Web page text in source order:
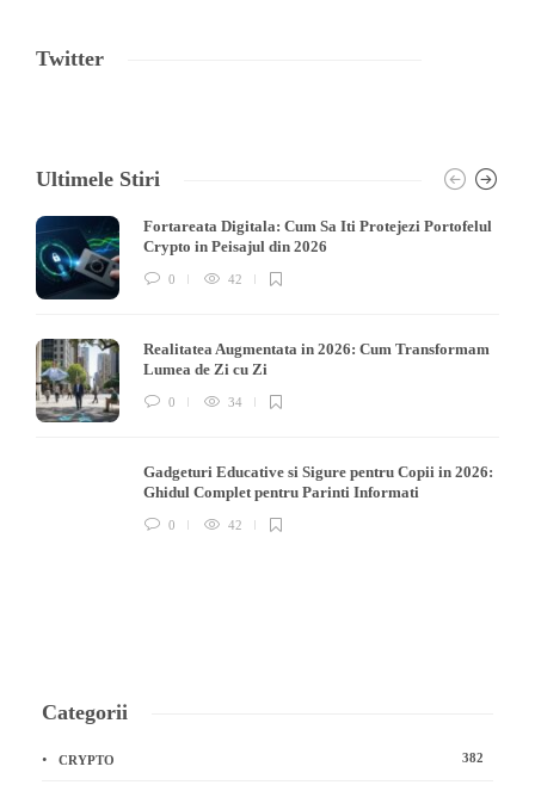
Twitter
Ultimele Stiri
Fortareata Digitala: Cum Sa Iti Protejezi Portofelul
Crypto in Peisajul din 2026
0 42
Realitatea Augmentata in 2026: Cum Transformam
Lumea de Zi cu Zi
0 34
Gadgeturi Educative si Sigure pentru Copii in 2026:
Ghidul Complet pentru Parinti Informati
0 42
Categorii
CRYPTO 382